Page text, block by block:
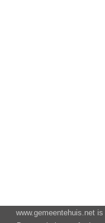
www.gemeentehuis.net